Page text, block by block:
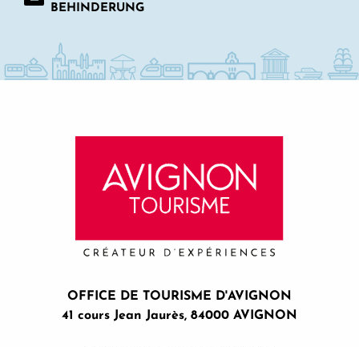
BEHINDERUNG
OFFICE DE TOURISME D'AVIGNON
41 cours Jean Jaurès, 84000 AVIGNON